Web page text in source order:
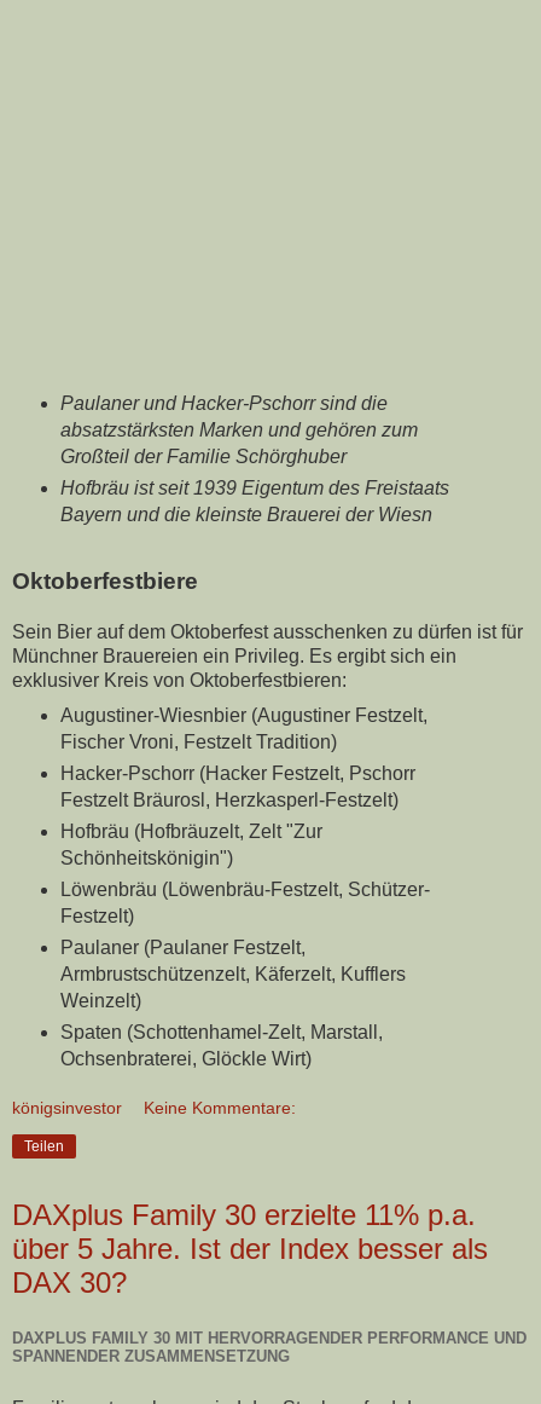
Paulaner und Hacker-Pschorr sind die
absatzstärksten Marken und gehören zum
Großteil der Familie Schörghuber
Hofbräu ist seit 1939 Eigentum des Freistaats
Bayern und die kleinste Brauerei der Wiesn
Oktoberfestbiere
Sein Bier auf dem Oktoberfest ausschenken zu dürfen ist für
Münchner Brauereien ein Privileg. Es ergibt sich ein
exklusiver Kreis von Oktoberfestbieren:
Augustiner-Wiesnbier (Augustiner Festzelt,
Fischer Vroni, Festzelt Tradition)
Hacker-Pschorr (Hacker Festzelt, Pschorr
Festzelt Bräurosl, Herzkasperl-Festzelt)
Hofbräu (Hofbräuzelt, Zelt "Zur
Schönheitskönigin")
Löwenbräu (Löwenbräu-Festzelt, Schützer-
Festzelt)
Paulaner (Paulaner Festzelt,
Armbrustschützenzelt, Käferzelt, Kufflers
Weinzelt)
Spaten (Schottenhamel-Zelt, Marstall,
Ochsenbraterei, Glöckle Wirt)
königsinvestor Keine Kommentare:
Teilen
DAXplus Family 30 erzielte 11% p.a.
über 5 Jahre. Ist der Index besser als
DAX 30?
DAXPLUS FAMILY 30 MIT HERVORRAGENDER PERFORMANCE UND
SPANNENDER ZUSAMMENSETZUNG